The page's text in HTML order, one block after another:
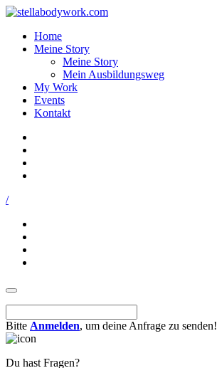
Home
Meine Story
Meine Story
Mein Ausbildungsweg
My Work
Events
Kontakt
/
Bitte Anmelden, um deine Anfrage zu senden!
Du hast Fragen?